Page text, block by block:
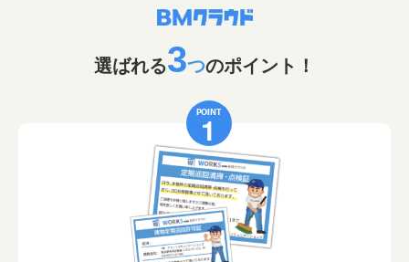
選ばれる3つのポイント！
POINT
1